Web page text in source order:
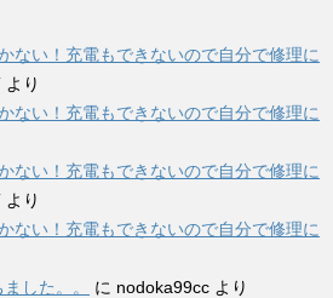
ない！充電もできないので自分で修理に
より
ない！充電もできないので自分で修理に
ない！充電もできないので自分で修理に
より
ない！充電もできないので自分で修理に
した。。
に nodoka99cc より